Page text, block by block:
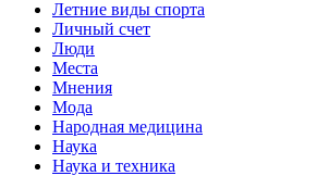
Летние виды спорта
Личный счет
Люди
Места
Мнения
Мода
Народная медицина
Наука
Наука и техника